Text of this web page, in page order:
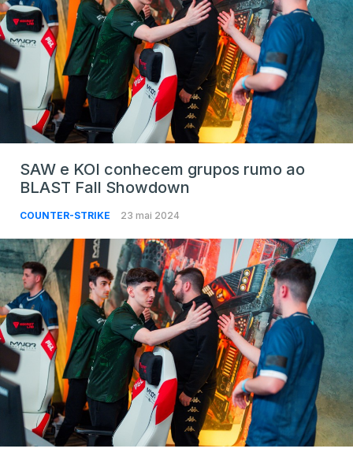
SAW e KOI conhecem grupos rumo ao
BLAST Fall Showdown
COUNTER-STRIKE 23 mai 2024